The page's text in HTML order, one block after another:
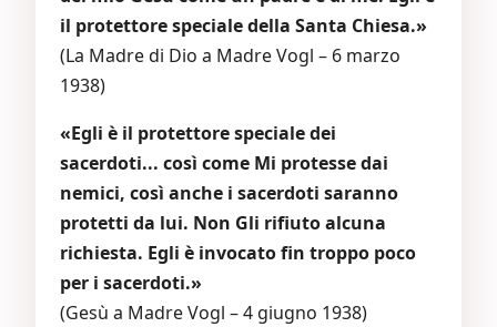
il protettore speciale della Santa Chiesa.»
(La Madre di Dio a Madre Vogl – 6 marzo
1938)
«Egli è il protettore speciale dei
sacerdoti... così come Mi protesse dai
nemici, così anche i sacerdoti saranno
protetti da lui. Non Gli rifiuto alcuna
richiesta. Egli è invocato fin troppo poco
per i sacerdoti.»
(Gesù a Madre Vogl – 4 giugno 1938)